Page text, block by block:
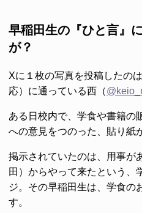
早稲田生の『ひと言』
が？
Xに１枚の写真を投稿したの
応）に通っている西（
ある日校内で、学食や書籍の
への意見をつのった、貼り紙
掲示されていたのは、用事が
田）からやって来たという、
ジ。その早稲田生は、学食の
す。